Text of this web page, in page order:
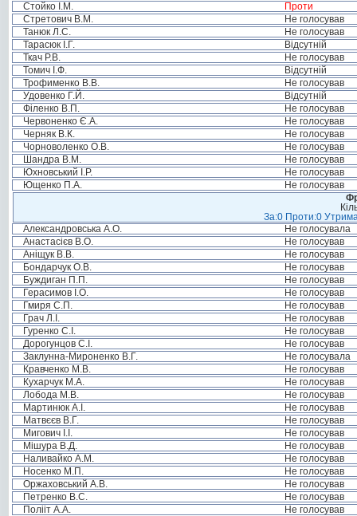
Стойко І.М.
Проти
Стретович В.М.
Не голосував
Танюк Л.С.
Не голосував
Тарасюк І.Г.
Відсутній
Ткач Р.В.
Не голосував
Томич І.Ф.
Відсутній
Трофименко В.В.
Не голосував
Удовенко Г.Й.
Відсутній
Філенко В.П.
Не голосував
Червоненко Є.А.
Не голосував
Черняк В.К.
Не голосував
Чорноволенко О.В.
Не голосував
Шандра В.М.
Не голосував
Юхновський І.Р.
Не голосував
Ющенко П.А.
Не голосував
За:0 Проти:0
Александровська А.О.
Не голосувала
Анастасієв В.О.
Не голосував
Аніщук В.В.
Не голосував
Бондарчук О.В.
Не голосував
Буждиган П.П.
Не голосував
Герасимов І.О.
Не голосував
Гмиря С.П.
Не голосував
Грач Л.І.
Не голосував
Гуренко С.І.
Не голосував
Дорогунцов С.І.
Не голосував
Заклунна-Мироненко В.Г.
Не голосувала
Кравченко М.В.
Не голосував
Кухарчук М.А.
Не голосував
Лобода М.В.
Не голосував
Мартинюк А.І.
Не голосував
Матвєєв В.Г.
Не голосував
Мигович І.І.
Не голосував
Мішура В.Д.
Не голосував
Наливайко А.М.
Не голосував
Носенко М.П.
Не голосував
Оржаховський А.В.
Не голосував
Петренко В.С.
Не голосував
Полііт А.А.
Не голосував